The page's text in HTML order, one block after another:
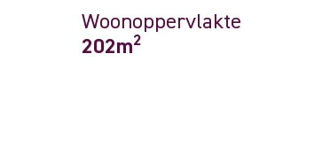
Woonoppervlakte
202m2